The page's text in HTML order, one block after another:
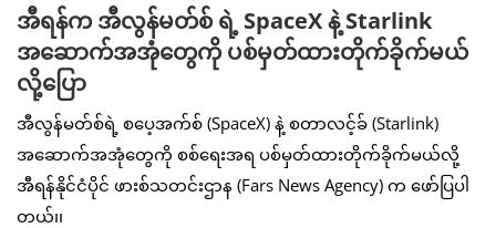
အီရန်က အီလွန်မတ်စ် ရဲ့ SpaceX နဲ့ Starlink
အဆောက်အအုံတွေကို ပစ်မှတ်ထားတိုက်ခိုက်မယ်
လို့ပြော
အီလွန်မတ်စ်ရဲ့ စပေ့အက်စ် (SpaceX) နဲ့ စတာလင့်ခ် (Starlink)
အဆောက်အအုံတွေကို စစ်ရေးအရ ပစ်မှတ်ထားတိုက်ခိုက်မယ်လို့
အီရန်နိုင်ငံပိုင် ဖားစ်သတင်းဌာန (Fars News Agency) က ဖော်ပြပါ
တယ်၊၊